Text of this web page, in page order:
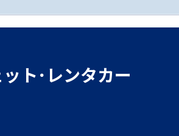
ト･レンタカー